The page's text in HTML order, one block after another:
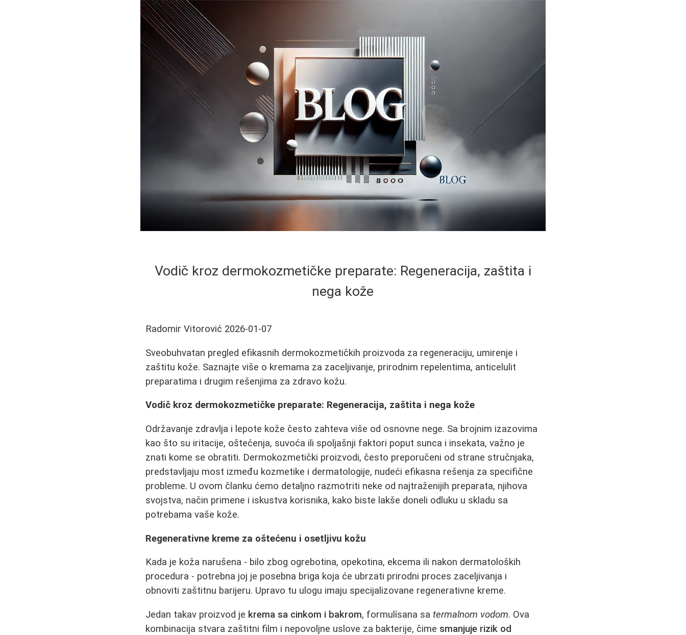
Vodič kroz dermokozmetičke preparate: Regeneracija, zaštita i
nega kože
Radomir Vitorović 2026-01-07
Sveobuhvatan pregled efikasnih dermokozmetičkih proizvoda za regeneraciju, umirenje i
zaštitu kože. Saznajte više o kremama za zaceljivanje, prirodnim repelentima, anticelulit
preparatima i drugim rešenjima za zdravo kožu.
Vodič kroz dermokozmetičke preparate: Regeneracija, zaštita i nega kože
Održavanje zdravlja i lepote kože često zahteva više od osnovne nege. Sa brojnim izazovima
kao što su iritacije, oštećenja, suvoća ili spoljašnji faktori poput sunca i insekata, važno je
znati kome se obratiti. Dermokozmetički proizvodi, često preporučeni od strane stručnjaka,
predstavljaju most između kozmetike i dermatologije, nudeći efikasna rešenja za specifične
probleme. U ovom članku ćemo detaljno razmotriti neke od najtraženijih preparata, njihova
svojstva, način primene i iskustva korisnika, kako biste lakše doneli odluku u skladu sa
potrebama vaše kože.
Regenerativne kreme za oštećenu i osetljivu kožu
Kada je koža narušena - bilo zbog ogrebotina, opekotina, ekcema ili nakon dermatoloških
procedura - potrebna joj je posebna briga koja će ubrzati prirodni proces zaceljivanja i
obnoviti zaštitnu barijeru. Upravo tu ulogu imaju specijalizovane regenerativne kreme.
Jedan takav proizvod je krema sa cinkom i bakrom, formulísana satermalnom vodom. Ova
kombinacija stvara zaštitni film i nepovoljne uslove za bakterije, čime smanjuje rizik od